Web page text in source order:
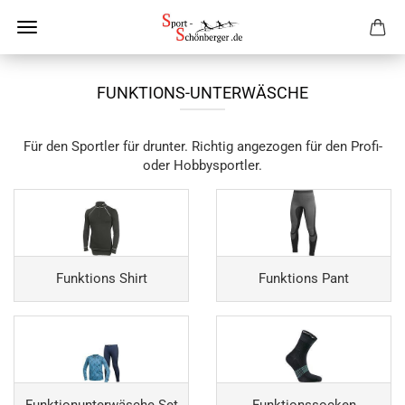
FUNKTIONS-UNTERWÄSCHE
Für den Sportler für drunter. Richtig angezogen für den Profi-
oder Hobbysportler.
Funktions Shirt Funktions Pant